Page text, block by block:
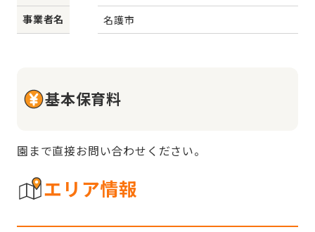
事業者名
名護市
基本保育料
園まで直接お問い合わせください。
エリア情報